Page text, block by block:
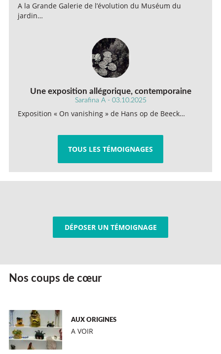
A la Grande Galerie de l’évolution du Muséum du
jardin…
Une exposition allégorique, contemporaine
Sarafina A - 03.10.2025
Exposition « On vanishing » de Hans op de Beeck…
TOUS LES TÉMOIGNAGES
DÉPOSER UN TÉMOIGNAGE
Nos coups de cœur
AUX ORIGINES
A VOIR